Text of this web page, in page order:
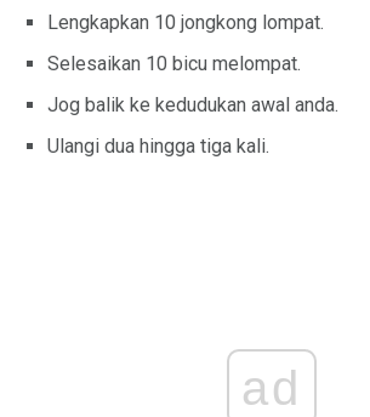
Lengkapkan 10 jongkong lompat.
Selesaikan 10 bicu melompat.
Jog balik ke kedudukan awal anda.
Ulangi dua hingga tiga kali.
ad